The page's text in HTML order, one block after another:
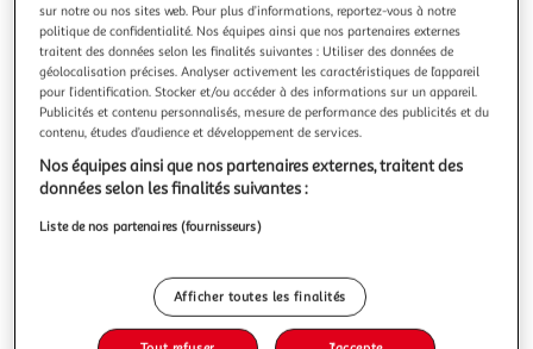
4.7 (3)
SANEX
Zéro% Gel douche tous types de peaux
Le gel douche Hydratant Sanex Zero% pour tous les types
de peaux a été formulé avec des ingrédients essentiels et
garde la peau hydratée jusqu’à 8 heures. Le nettoyant pour
le corps ne contient aucun microplastique, sulfate ni
colorant.
En savoir +
475ml
Vous voulez connaître le prix de ce produit ?
sur notre ou nos sites web. Pour plus d’informations, reportez-vous à notre
politique de confidentialité. Nos équipes ainsi que nos partenaires externes
traitent des données selon les finalités suivantes : Utiliser des données de
géolocalisation précises. Analyser activement les caractéristiques de l’appareil
pour l’identification. Stocker et/ou accéder à des informations sur un appareil.
Publicités et contenu personnalisés, mesure de performance des publicités et du
contenu, études d’audience et développement de services.
Nos équipes ainsi que nos partenaires externes, traitent des
données selon les finalités suivantes :
Liste de nos partenaires (fournisseurs)
Afficher toutes les finalités